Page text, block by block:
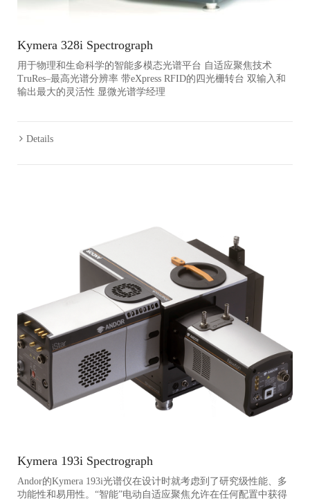
Kymera 328i Spectrograph
用于物理和生命科学的智能多模态光谱平台 自适应聚焦技术
TruRes–最高光谱分辨率 带eXpress RFID的四光栅转台 双输入和
输出最大的灵活性 显微光谱学经理
Details
Kymera 193i Spectrograph
Andor的Kymera 193i光谱仪在设计时就考虑到了研究级性能、多
功能性和易用性。“智能”电动自适应聚焦允许在任何配置中获得